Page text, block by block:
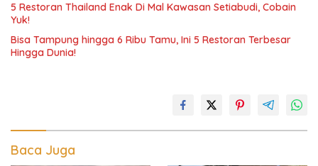
5 Restoran Thailand Enak Di Mal Kawasan Setiabudi, Cobain
Yuk!
Bisa Tampung hingga 6 Ribu Tamu, Ini 5 Restoran Terbesar
Hingga Dunia!
Baca Juga